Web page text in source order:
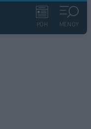
ΡΟΗ ΜΕΝΟΥ